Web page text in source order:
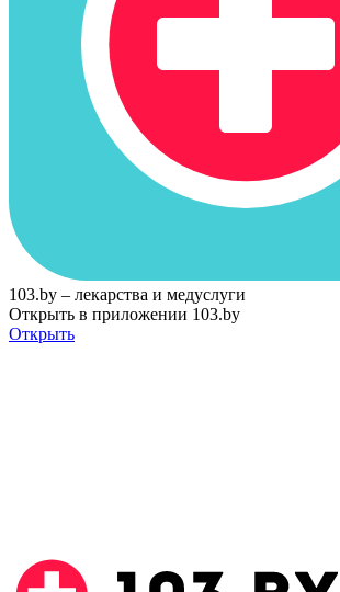
103.by – лекарства и медуслуги
Открыть в приложении 103.by
Открыть